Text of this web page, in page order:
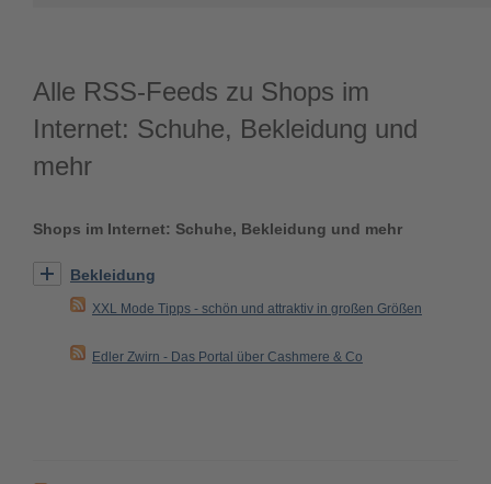
Alle RSS-Feeds zu Shops im
Internet: Schuhe, Bekleidung und
mehr
Shops im Internet: Schuhe, Bekleidung und mehr
Bekleidung
XXL Mode Tipps - schön und attraktiv in großen Größen
Edler Zwirn - Das Portal über Cashmere & Co